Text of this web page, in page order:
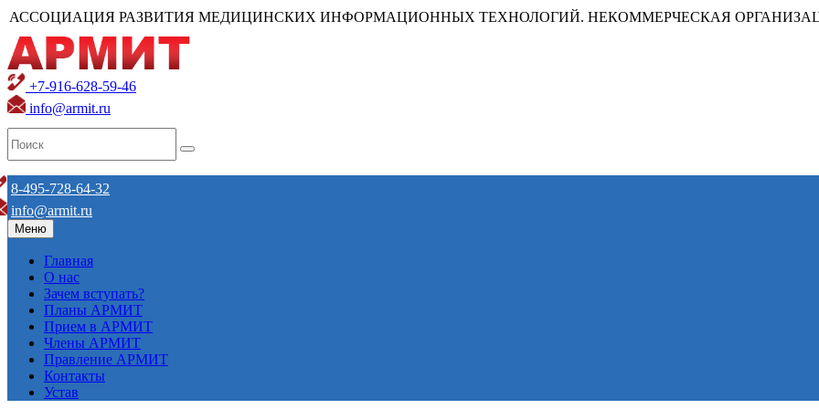
АССОЦИАЦИЯ РАЗВИТИЯ МЕДИЦИНСКИХ ИНФОРМАЦИОННЫХ ТЕХНОЛОГИЙ. НЕКОММЕРЧЕСКАЯ
+7-916-628-59-46
info@armit.ru
8-495-728-64-32
info@armit.ru
Меню
Главная
О нас
Зачем вступать?
Планы АРМИТ
Прием в АРМИТ
Члены АРМИТ
Правление АРМИТ
Контакты
Устав